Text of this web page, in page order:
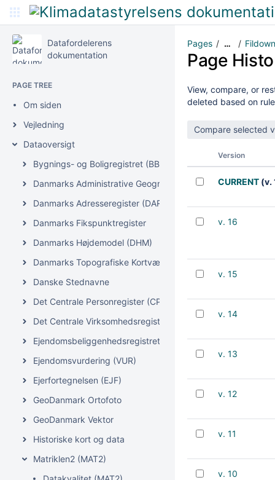
Datafordelerens
dokumentation
PAGE TREE
Om siden
Vejledning
Dataoversigt
Bygnings- og Boligregistret (BBR)
Danmarks Administrative Geografiske Inddeling (DAGI)
Danmarks Adresseregister (DAR)
Danmarks Fikspunktregister
Danmarks Højdemodel (DHM)
Danmarks Topografiske Kortværk (DTK)
Danske Stednavne
Det Centrale Personregister (CPR)
Det Centrale Virksomhedsregister (CVR)
Ejendomsbeliggenhedsregistret (EBR)
Ejendomsvurdering (VUR)
Ejerfortegnelsen (EJF)
GeoDanmark Ortofoto
GeoDanmark Vektor
Historiske kort og data
Matriklen2 (MAT2)
Pages …
Page
View, compare, or
deleted based on
Version
CURRENT (v.
v. 16
v. 15
v. 14
v. 13
v. 12
v. 11
v. 10